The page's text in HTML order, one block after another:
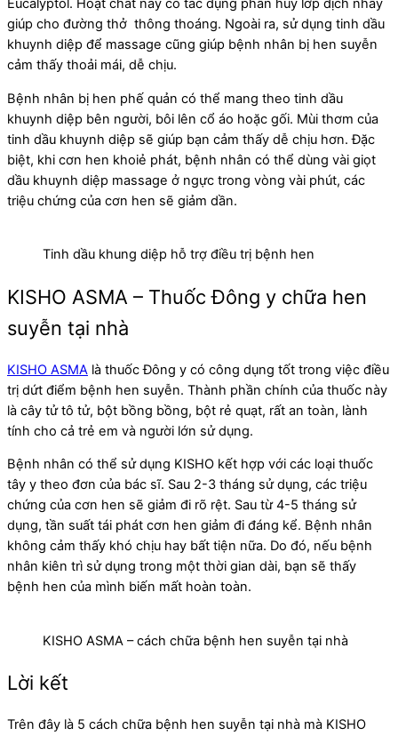
Eucalyptol. Hoạt chất này có tác dụng phân hủy lớp dịch nhầy
giúp cho đường thở thông thoáng. Ngoài ra, sử dụng tinh dầu
khuynh diệp để massage cũng giúp bệnh nhân bị hen suyễn
cảm thấy thoải mái, dễ chịu.
Bệnh nhân bị hen phế quản có thể mang theo tinh dầu
khuynh diệp bên người, bôi lên cổ áo hoặc gối. Mùi thơm của
tinh dầu khuynh diệp sẽ giúp bạn cảm thấy dễ chịu hơn. Đặc
biệt, khi cơn hen khoiẻ phát, bệnh nhân có thể dùng vài giọt
dầu khuynh diệp massage ở ngực trong vòng vài phút, các
triệu chứng của cơn hen sẽ giảm dần.
Tinh dầu khung diệp hỗ trợ điều trị bệnh hen
KISHO ASMA – Thuốc Đông y chữa hen
suyễn tại nhà
KISHO ASMA là thuốc Đông y có công dụng tốt trong việc điều
trị dứt điểm bệnh hen suyễn. Thành phần chính của thuốc này
là cây tử tô tử, bột bồng bồng, bột rẻ quạt, rất an toàn, lành
tính cho cả trẻ em và người lớn sử dụng.
Bệnh nhân có thể sử dụng KISHO kết hợp với các loại thuốc
tây y theo đơn của bác sĩ. Sau 2-3 tháng sử dụng, các triệu
chứng của cơn hen sẽ giảm đi rõ rệt. Sau từ 4-5 tháng sử
dụng, tần suất tái phát cơn hen giảm đi đáng kể. Bệnh nhân
không cảm thấy khó chịu hay bất tiện nữa. Do đó, nếu bệnh
nhân kiên trì sử dụng trong một thời gian dài, bạn sẽ thấy
bệnh hen của mình biến mất hoàn toàn.
KISHO ASMA – cách chữa bệnh hen suyễn tại nhà
Lời kết
Trên đây là 5 cách chữa bệnh hen suyễn tại nhà mà KISHO